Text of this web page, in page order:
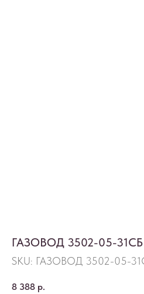
ГАЗОВОД 3502-05-31СБ
SKU: ГАЗОВОД 3502-05-
8 388 р.